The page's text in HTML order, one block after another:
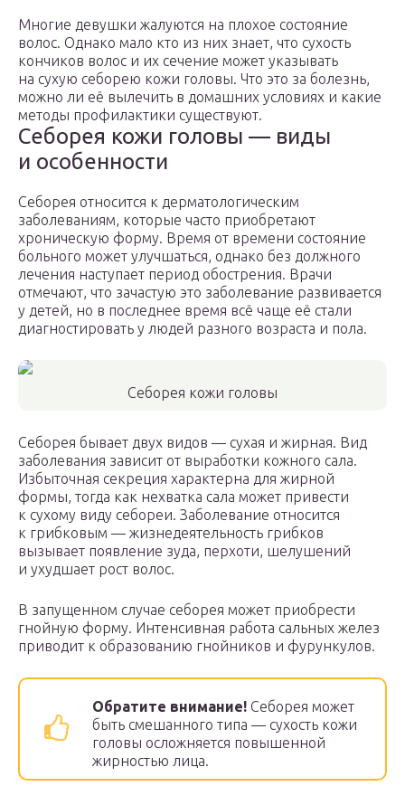
Многие девушки жалуются на плохое состояние
волос. Однако мало кто из них знает, что сухость
кончиков волос и их сечение может указывать
на сухую себорею кожи головы. Что это за болезнь,
можно ли её вылечить в домашних условиях и какие
методы профилактики существуют.
Себорея кожи головы — виды
и особенности
Себорея относится к дерматологическим
заболеваниям, которые часто приобретают
хроническую форму. Время от времени состояние
больного может улучшаться, однако без должного
лечения наступает период обострения. Врачи
отмечают, что зачастую это заболевание развивается
у детей, но в последнее время всё чаще её стали
диагностировать у людей разного возраста и пола.
Себорея кожи головы
Себорея бывает двух видов — сухая и жирная. Вид
заболевания зависит от выработки кожного сала.
Избыточная секреция характерна для жирной
формы, тогда как нехватка сала может привести
к сухому виду себореи. Заболевание относится
к грибковым — жизнедеятельность грибков
вызывает появление зуда, перхоти, шелушений
и ухудшает рост волос.
В запущенном случае себорея может приобрести
гнойную форму. Интенсивная работа сальных желез
приводит к образованию гнойников и фурункулов.
Обратите внимание! Себорея может
быть смешанного типа — сухость кожи
головы осложняется повышенной
жирностью лица.